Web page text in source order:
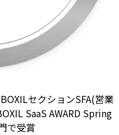
セクションSFA(営業
SaaS AWARD Spring
で受賞